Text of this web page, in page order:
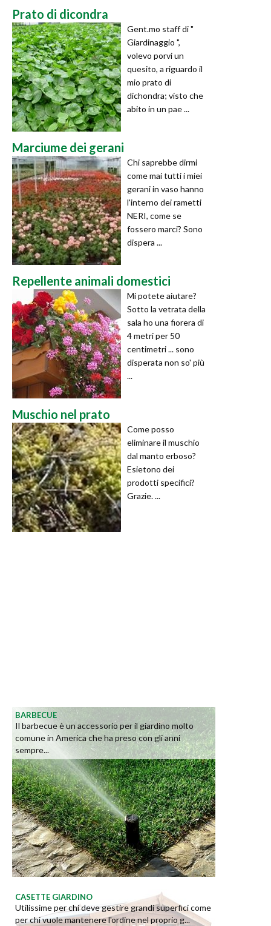
Prato di dicondra
Gent.mo staff di "
Giardinaggio ",
volevo porvi un
quesito, a riguardo il
mio prato di
dichondra; visto che
abito in un pae ...
Marciume dei gerani
Chi saprebbe dirmi
come mai tutti i miei
gerani in vaso hanno
l'interno dei rametti
NERI, come se
fossero marci? Sono
dispera ...
Repellente animali domestici
Mi potete aiutare?
Sotto la vetrata della
sala ho una fiorera di
4 metri per 50
centimetri ... sono
disperata non so' più
...
Muschio nel prato
Come posso
eliminare il muschio
dal manto erboso?
Esietono dei
prodotti specifici?
Grazie. ...
BARBECUE
Il barbecue è un accessorio per il giardino molto
comune in America che ha preso con gli anni
sempre...
CASETTE GIARDINO
Utilissime per chi deve gestire grandi superfici come
per chi vuole mantenere l'ordine nel proprio g...